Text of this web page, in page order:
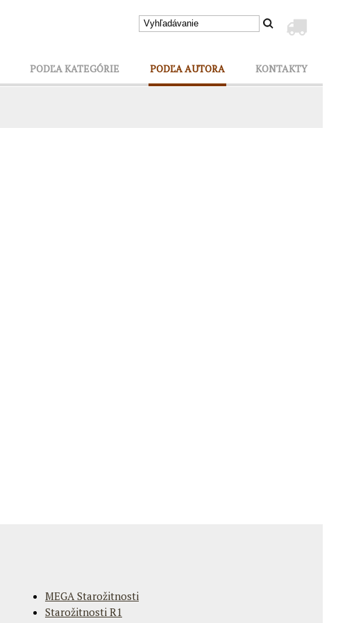
PODĽA KATEGÓRIE PODĽA AUTORA KONTAKTY
MEGA Starožitnosti
Starožitnosti R1